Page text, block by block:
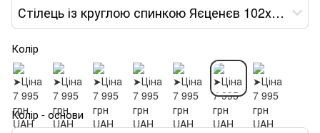
Стілець із круглою спинкою Яєценєв 102х51х49 білий тканина крем var 6
Колір
Колір - основи